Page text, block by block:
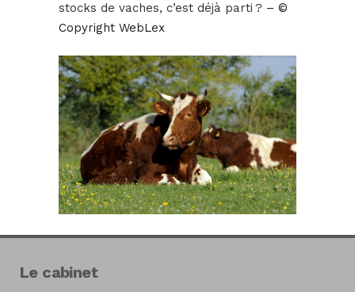
stocks de vaches, c’est déjà parti ? – ©
Copyright WebLex
Le cabinet